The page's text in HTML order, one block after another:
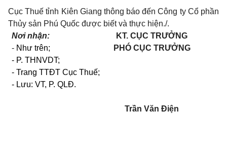
Cục Thuế tỉnh Kiên Giang thông báo đến Công ty Cổ phần
Thủy sản Phú Quốc được biết và thực hiện./.
Nơi nhận:
- Như trên;
- P. THNVDT;
- Trang TTĐT Cục Thuế;
- Lưu: VT, P. QLĐ.
KT. CỤC TRƯỞNG
PHÓ CỤC TRƯỞNG
Trần Văn Điện